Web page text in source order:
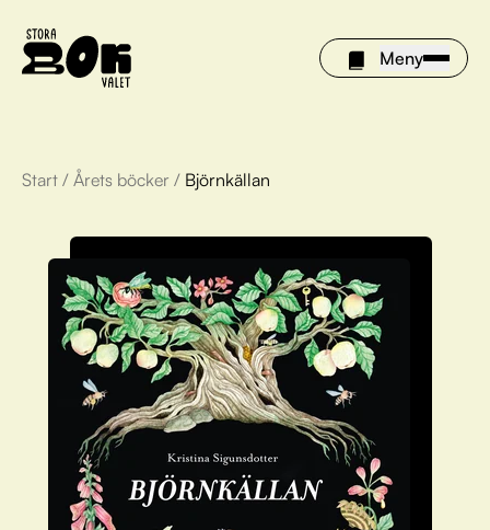
Meny
Årets böcker
Om Stora bokvalet
Olivia tipsar
Vinnare
FAQ
För bibliotek
Start / Årets böcker / Björnkällan